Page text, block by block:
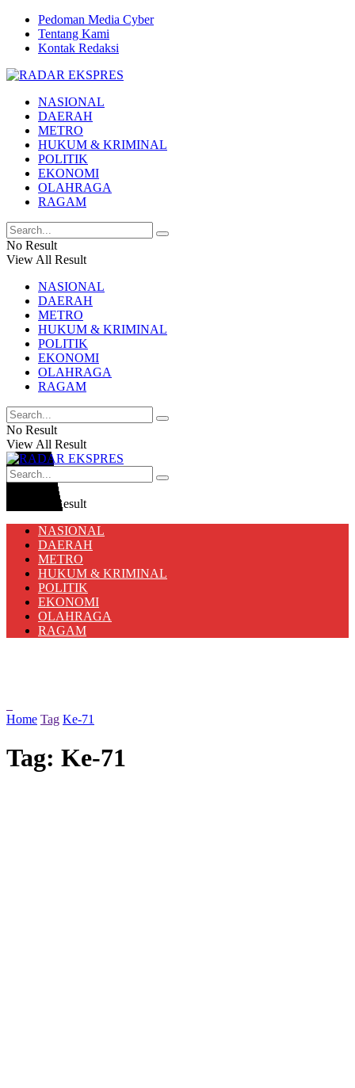
Pedoman Media Cyber
Tentang Kami
Kontak Redaksi
NASIONAL
DAERAH
METRO
HUKUM & KRIMINAL
POLITIK
EKONOMI
OLAHRAGA
RAGAM
No Result
View All Result
NASIONAL
DAERAH
METRO
HUKUM & KRIMINAL
POLITIK
EKONOMI
OLAHRAGA
RAGAM
No Result
View All Result
View All Result
NASIONAL
DAERAH
METRO
HUKUM & KRIMINAL
POLITIK
EKONOMI
OLAHRAGA
RAGAM
Home Tag Ke-71
Tag: Ke-71